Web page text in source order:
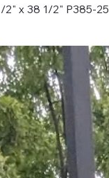
2" x 38 1/2" P385-25